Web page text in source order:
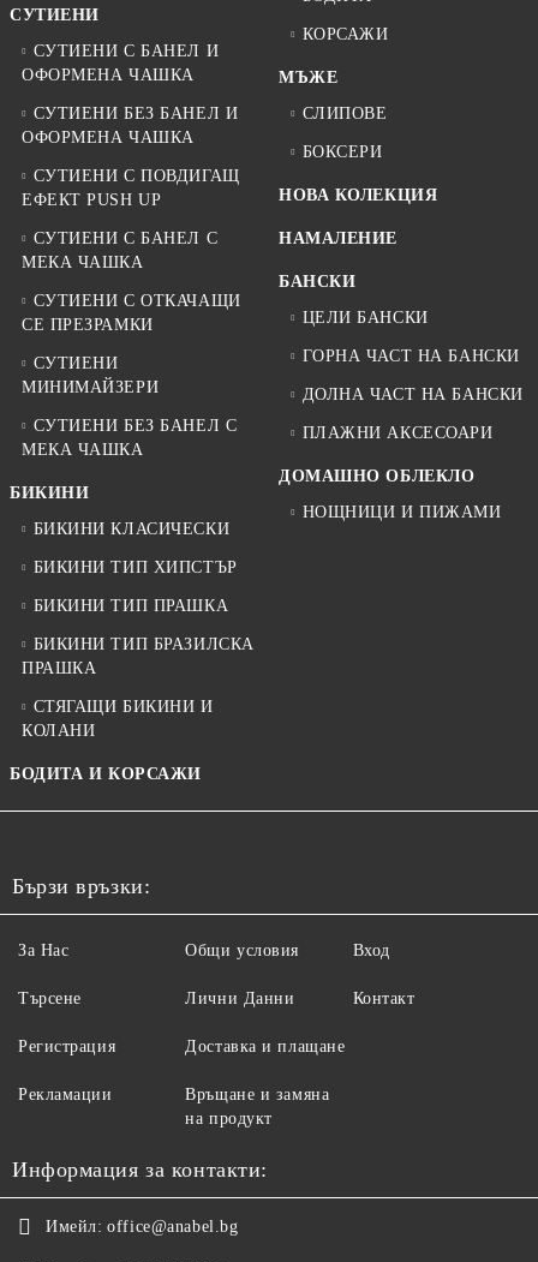
СУТИЕНИ
СУТИЕНИ С БАНЕЛ И
ОФОРМЕНА ЧАШКА
СУТИЕНИ БЕЗ БАНЕЛ И
ОФОРМЕНА ЧАШКА
СУТИЕНИ С ПОВДИГАЩ
ЕФЕКТ PUSH UP
СУТИЕНИ С БАНЕЛ С
МЕКА ЧАШКА
СУТИЕНИ С ОТКАЧАЩИ
СЕ ПРЕЗРАМКИ
СУТИЕНИ
МИНИМАЙЗЕРИ
СУТИЕНИ БЕЗ БАНЕЛ С
МЕКА ЧАШКА
БИКИНИ
БИКИНИ КЛАСИЧЕСКИ
БИКИНИ ТИП ХИПСТЪР
БИКИНИ ТИП ПРАШКА
БИКИНИ ТИП БРАЗИЛСКА
ПРАШКА
СТЯГАЩИ БИКИНИ И
КОЛАНИ
БОДИТА И КОРСАЖИ
КОРСАЖИ
МЪЖЕ
СЛИПОВЕ
БОКСЕРИ
НОВА КОЛЕКЦИЯ
НАМАЛЕНИЕ
БАНСКИ
ЦЕЛИ БАНСКИ
ГОРНА ЧАСТ НА БАНСКИ
ДОЛНА ЧАСТ НА БАНСКИ
ПЛАЖНИ АКСЕСОАРИ
ДОМАШНО ОБЛЕКЛО
НОЩНИЦИ И ПИЖАМИ
Бързи връзки:
За Нас
Търсене
Регистрация
Рекламации
Общи условия
Лични Данни
Доставка и плащане
Връщане и замяна
на продукт
Вход
Контакт
Информация за контакти:
Имейл: office@anabel.bg